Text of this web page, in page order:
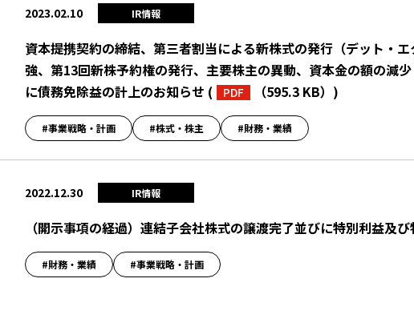
2023.02.10 IR情報
資本提携契約の締結、第三者割当による新株式の発行（デット・
強、第13回新株予約権の発行、主要株主の異動、資本金の額の減
に債務免除益の計上のお知らせ ( PDF （595.3 KB） )
#事業戦略・計画 #株式・株主 #財務・業績
2022.12.30 IR情報
（開示事項の経過）連結子会社株式の譲渡完了並びに特別利益及
#財務・業績 #事業戦略・計画